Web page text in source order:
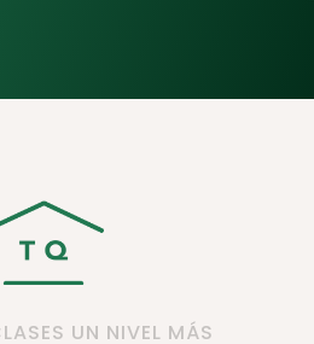
UN NIVEL MÁS